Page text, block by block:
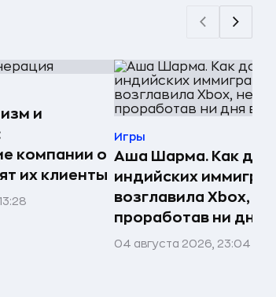
и
компании о
их клиенты
Игры
Аша Шарма. Как
индийских
возглавила Xbox, не
проработав ни дня
04 августа 2026, 23:04